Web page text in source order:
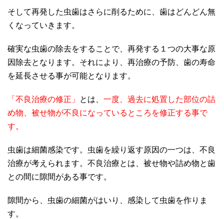
そして再発した虫歯はさらに削るために、歯はどんどん無
くなっていきます。
確実な虫歯の除去をすることで、再発する１つの大事な原
因除去となります。それにより、再治療の予防、歯の寿命
を延長させる事が可能となります。
「不良治療の修正」 とは、 一度、過去に処置した部位の詰
め物、被せ物が不良になっているところを修正する事で
す。
虫歯は細菌感染です。虫歯を繰り返す原因の一つは、不良
治療が考えられます。不良治療とは、被せ物や詰め物と歯
との間に隙間がある事です。
隙間から、虫歯の細菌がはいり、感染して虫歯を作りま
す。